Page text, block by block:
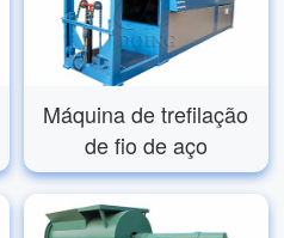
Máquina de trefilação
de fio de aço